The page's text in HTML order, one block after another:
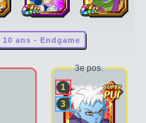
10 ans - Endgame
3e pos.
1
3